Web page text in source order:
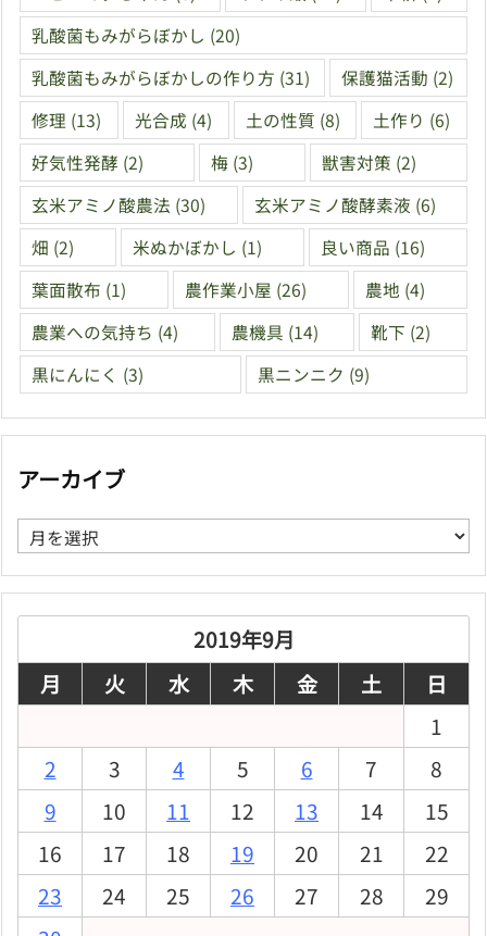
乳酸菌もみがらぼかし (20)
乳酸菌もみがらぼかしの作り方 (31) 保護猫活動 (2)
修理 (13) 光合成 (4) 土の性質 (8) 土作り (6)
好気性発酵 (2) 梅 (3) 獣害対策 (2)
玄米アミノ酸農法 (30) 玄米アミノ酸酵素液 (6)
畑 (2) 米ぬかぼかし (1) 良い商品 (16)
葉面散布 (1) 農作業小屋 (26) 農地 (4)
農業への気持ち (4) 農機具 (14) 靴下 (2)
黒にんにく (3) 黒ニンニク (9)
アーカイブ
ア
ー
カ
2019年9月
月
火 水 木 金 土
日
1
2
3 4 5 6 7
8
9
10 11 12 13 14
15
16
17 18 19 20 21
22
23
24 25 26 27 28
29